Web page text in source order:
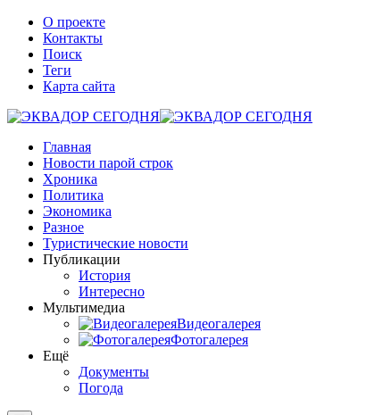
О проекте
Контакты
Поиск
Теги
Карта сайта
Главная
Новости парой строк
Хроника
Политика
Экономика
Разное
Туристические новости
Публикации
История
Интересно
Мультимедиа
Видеогалерея
Фотогалерея
Ещё
Документы
Погода